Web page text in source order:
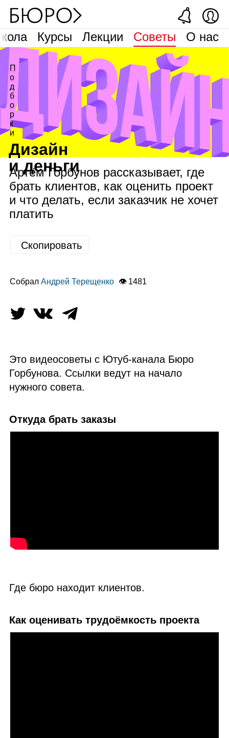
Курсы Лекции Советы О нас
П
о
д
б
о
р
к
и
Дизайн
и деньги
Артём Горбунов рассказывает, где
брать клиентов, как оценить проект
и что делать, если заказчик не хочет
платить
Скопировать
Собрал Андрей Терещенко 👁 1481
Это видеосоветы с Ютуб‑канала Бюро
Горбунова. Ссылки ведут на начало
нужного совета.
Откуда брать заказы
Где бюро находит клиентов.
Как оценивать трудоёмкость проекта